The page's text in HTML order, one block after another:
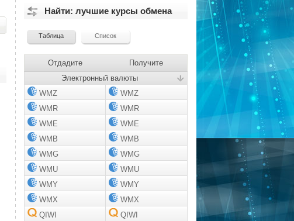
Найти: лучшие курсы обмена
Отдадите
Получите
Электронный валюты
WMZ
WMZ
WMR
WMR
WME
WME
WMB
WMB
WMG
WMG
WMU
WMU
WMY
WMY
WMX
WMX
QIWI
QIWI